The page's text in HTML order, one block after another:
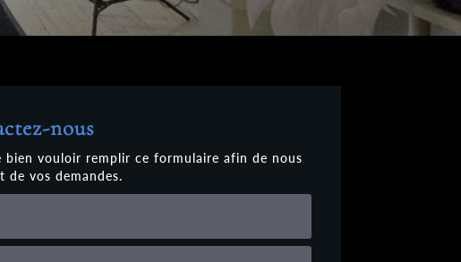
nous
bien vouloir remplir ce formulaire afin de nous
de vos demandes.